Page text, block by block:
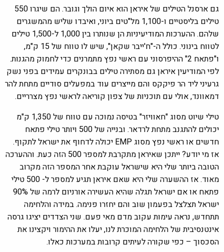
גם ארסנל הטילים של איראן הוא איום הולך וגובר. הם שיגרו 550
טילים בליסטיים ו-1,100 מל"טים ביוני, ואיבדו שליש מהמשגרים
שלהם. ההערכות המודיעיניות הן שנותרו בין 1,000 ל-1,500 טילים
לטווח בינוני. כולל ה-"ח'ייבר שקאן", שיש לו טווח של 15 ק"מ,
ו"פתאח 2" ההיפרסוני עם ראשי נפץ מתמרנים כדי לחמוק מהגנות.
לפי המודיעין איראן גם מסתירה טילים בבונקרים עמידים בפני נשק
גרעיני ליד הר פיקקס והם מייצרים עוד במפעלים סודיים מתחת להר
דמאוונד, אולי עם תוכניות של צפון קוריאה לראשי נפץ מצרריים.
טילי שיוט מסוג "חאוויזר" בטיסה נמוכה עם טווח של 1,350 ק"מ
יכולים להתגנב מתחת לרדאר. ובנייה של 500 ויותר טילי פתאח
חדשים או ראשי נפץ מסוג EMP יכולה לדחוף את ישראל לתקוף.
אז מי יודע? ייתכן שאיראן מתקרבת למספר 500 הזה כעת. וההערכה
הטובה ביותר שלי היא שישראל עוקבת אחר המספר הזה מקרוב
מאוד. אז ההשערה שלי היא שאם איראן תגיע למספר ל- 500 טילי
פתאח או אם ישראל תגלה שהיא העשירה אורניום לרמה של 90%
ישראל תצלצל בפעמון שוב והם יחזרו פנימה. במידה והלחימה
תתחדש, נראה עימות עקוב מדם מאי פעם. שני הצדדים יציגו גרסה
אינטנסיבית של הלחימה המוכרת לנו, יעלו את ההימור ויקצינו את
הסכסוך – כפי שקורה לעיתים קרובות במערכות כאלו.